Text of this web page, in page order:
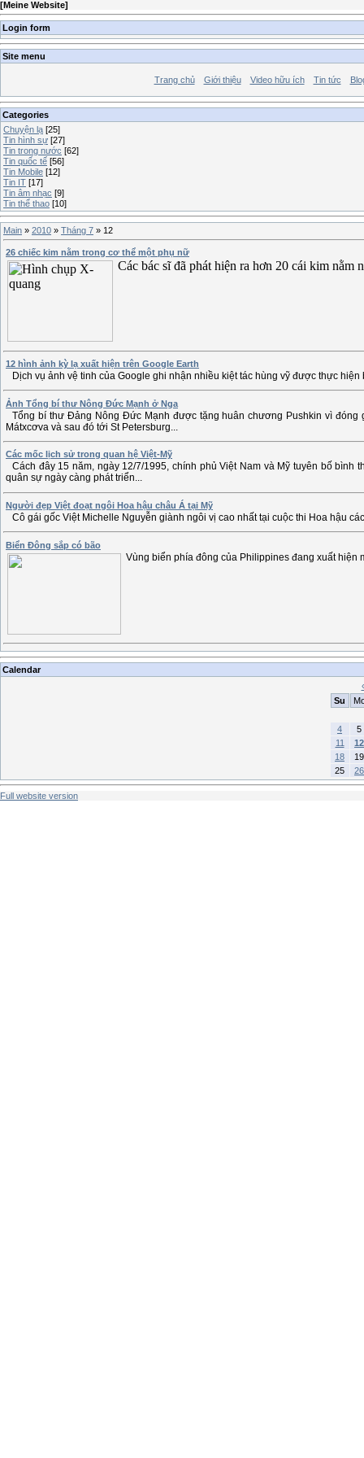
[Meine Website]
Login form
Site menu
Trang chủ Giới thiệu Video hữu ích Tin tức
Categories
Chuyện lạ [25]
Tin hình sự [27]
Tin trong nước [62]
Tin quốc tế [56]
Tin Mobile [12]
Tin IT [17]
Tin âm nhạc [9]
Tin thể thao [10]
Main » 2010 » Tháng 7 » 12
26 chiếc kim nằm trong cơ thể một phụ nữ
Các bác sĩ đã phát hiện ra hơn 20 cái kim nằm
12 hình ảnh kỳ lạ xuất hiện trên Google Earth
Dịch vụ ảnh vệ tinh của Google ghi nhận nhiều kiệt tác hùng vỹ được thực
Ảnh Tổng bí thư Nông Đức Mạnh ở Nga
Tổng bí thư Đảng Nông Đức Mạnh được tặng huân chương Pushkin vì đóng
Mátxcơva và sau đó tới St Petersburg...
Các mốc lịch sử trong quan hệ Việt-Mỹ
Cách đây 15 năm, ngày 12/7/1995, chính phủ Việt Nam và Mỹ tuyên bố
quân sự ngày càng phát triển...
Người đẹp Việt đoạt ngôi Hoa hậu châu Á tại Mỹ
Cô gái gốc Việt Michelle Nguyễn giành ngôi vị cao nhất tại cuộc thi Hoa hậu
Biển Đông sắp có bão
Vùng biển phía đông của Philippines đang xuất hiện
Calendar
Su
4
5
11
12
18
19
25
26
Full website version